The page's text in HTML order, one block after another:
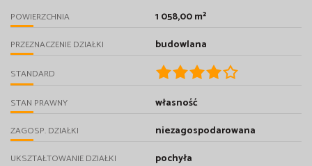
POWIERZCHNIA 1 058,00 m²
PRZEZNACZENIE DZIAŁKI budowlana
STANDARD
STAN PRAWNY własność
ZAGOSP. DZIAŁKI niezagospodarowana
UKSZTAŁTOWANIE DZIAŁKI pochyła